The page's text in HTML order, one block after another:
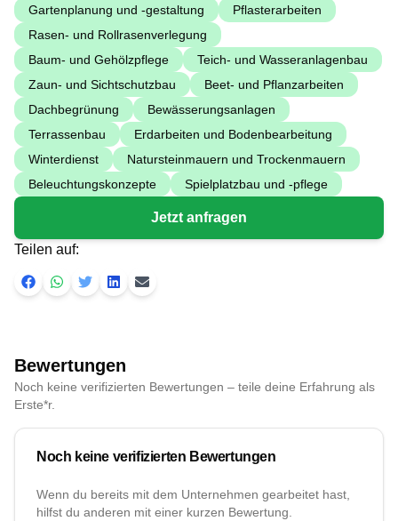
Gartenplanung und -gestaltung
Pflasterarbeiten
Rasen- und Rollrasenverlegung
Baum- und Gehölzpflege
Teich- und Wasseranlagenbau
Zaun- und Sichtschutzbau
Beet- und Pflanzarbeiten
Dachbegrünung
Bewässerungsanlagen
Terrassenbau
Erdarbeiten und Bodenbearbeitung
Winterdienst
Natursteinmauern und Trockenmauern
Beleuchtungskonzepte
Spielplatzbau und -pflege
Jetzt anfragen
Teilen auf:
Bewertungen
Noch keine verifizierten Bewertungen – teile deine Erfahrung als
Erste*r.
Noch keine verifizierten Bewertungen
Wenn du bereits mit dem Unternehmen gearbeitet hast,
hilfst du anderen mit einer kurzen Bewertung.